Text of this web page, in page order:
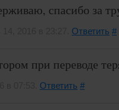
спасибо за
Ответить #
при переводе
Ответить #